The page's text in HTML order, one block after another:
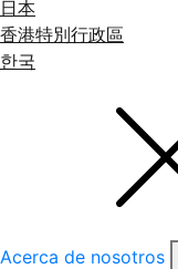
日本
香港特別行政區
한국
Acerca de nosotros